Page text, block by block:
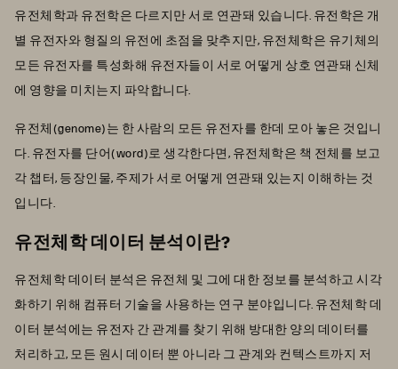
유전체학과 유전학은 다르지만 서로 연관돼 있습니다. 유전학은 개
별 유전자와 형질의 유전에 초점을 맞추지만, 유전체학은 유기체의
모든 유전자를 특성화해 유전자들이 서로 어떻게 상호 연관돼 신체
에 영향을 미치는지 파악합니다.
유전체(genome)는 한 사람의 모든 유전자를 한데 모아 놓은 것입니
다. 유전자를 단어(word)로 생각한다면, 유전체학은 책 전체를 보고
각 챕터, 등장인물, 주제가 서로 어떻게 연관돼 있는지 이해하는 것
입니다.
유전체학 데이터 분석이란?
유전체학 데이터 분석은 유전체 및 그에 대한 정보를 분석하고 시각
화하기 위해 컴퓨터 기술을 사용하는 연구 분야입니다. 유전체학 데
이터 분석에는 유전자 간 관계를 찾기 위해 방대한 양의 데이터를
처리하고, 모든 원시 데이터 뿐 아니라 그 관계와 컨텍스트까지 저